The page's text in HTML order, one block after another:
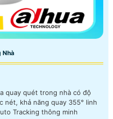
Nhà
quay quét trong nhà có độ
nét, khả năng quay 355° linh
Tracking thông minh